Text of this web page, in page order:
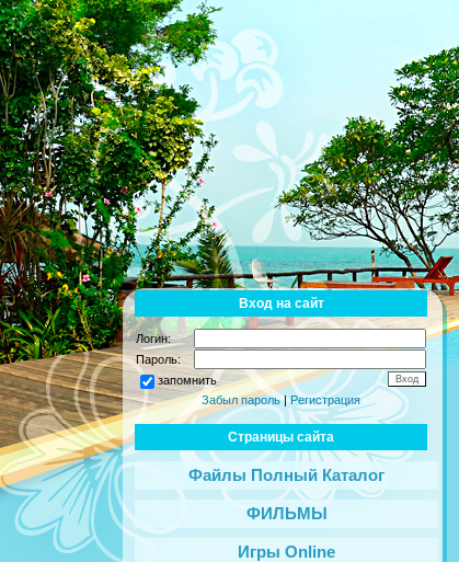
Вход на сайт
Логин:
Пароль:
запомнить
Забыл пароль|Регистрация
Страницы сайта
Файлы Полный Каталог
ФИЛЬМЫ
Игры Online